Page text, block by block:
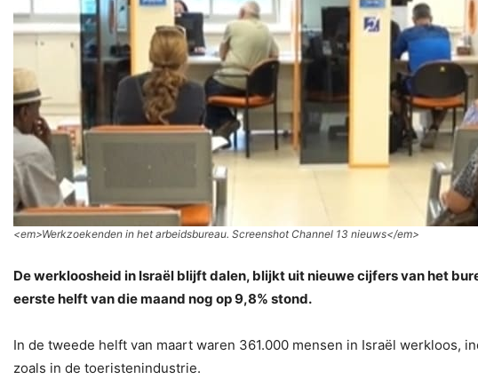
<em>Werkzoekenden in het arbeidsbureau. Screenshot Channel 13 nieuws</em>
De werkloosheid in Israël blijft dalen, blijkt uit nieuwe cijfers van het
eerste helft van die maand nog op 9,8% stond.
In de tweede helft van maart waren 361.000 mensen in Israël werkloos,
zoals in de toeristenindustrie.